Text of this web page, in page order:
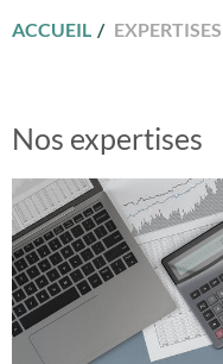
ACCUEIL EXPERTISES
Nos expertises